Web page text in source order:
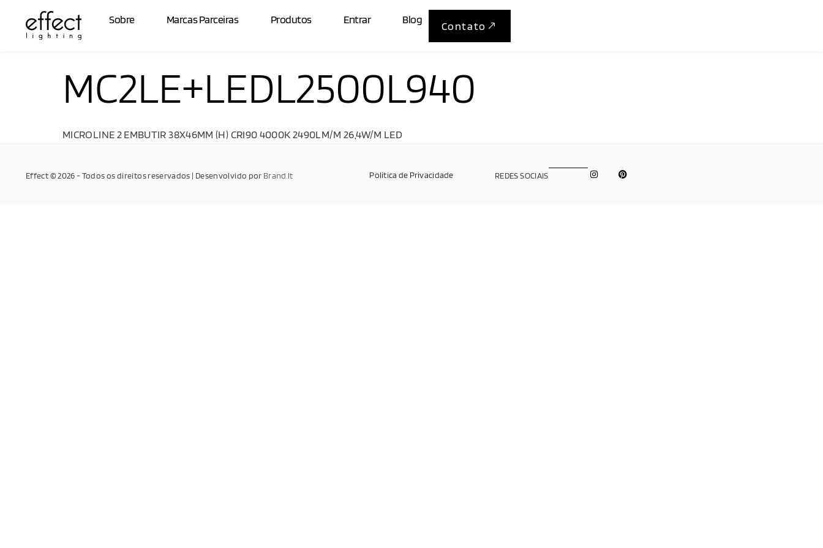
Sobre Marcas Parceiras Produtos Entrar Blog
Contato
MC2LE+LEDL2500L940
MICROLINE 2 EMBUTIR 38X46MM (H) CRI90 4000K 2490LM/M 26,4W/M LED
Effect © 2026 - Todos os direitos reservados | Desenvolvido por Brand.It Política de Privacidade REDES SOCIAIS